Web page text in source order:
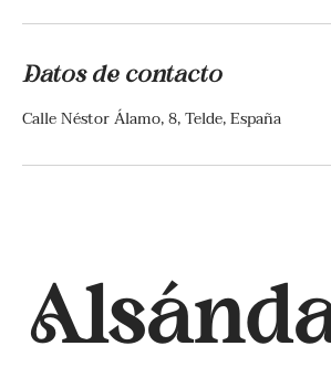
Datos de contacto
Calle Néstor Álamo, 8, Telde, España